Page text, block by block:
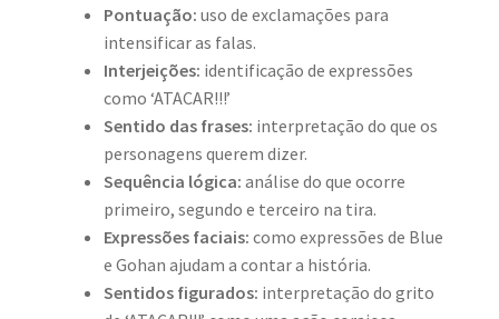
Pontuação: uso de exclamações para
intensificar as falas.
Interjeições: identificação de expressões
como ‘ATACAR!!!’
Sentido das frases: interpretação do que os
personagens querem dizer.
Sequência lógica: análise do que ocorre
primeiro, segundo e terceiro na tira.
Expressões faciais: como expressões de Blue
e Gohan ajudam a contar a história.
Sentidos figurados: interpretação do grito